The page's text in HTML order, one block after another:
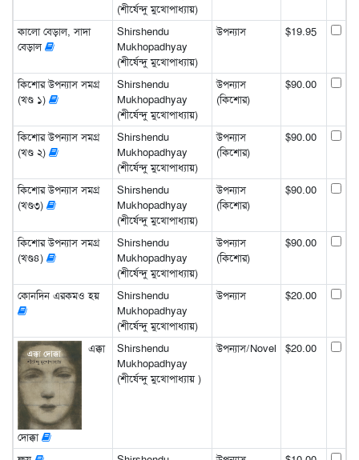
(শীর্ষেন্দু মুখোপাধ্যায়)
কালো বেড়াল, সাদা
বেড়াল
Shirshendu
Mukhopadhyay
(শীর্ষেন্দু মুখোপাধ্যায়)
উপন্যাস $19.95
কিশোর উপন্যাস সমগ্র
(খণ্ড ১)
Shirshendu
Mukhopadhyay
(শীর্ষেন্দু মুখোপাধ্যায়)
উপন্যাস
(কিশোর)
$90.00
কিশোর উপন্যাস সমগ্র
(খণ্ড ২)
Shirshendu
Mukhopadhyay
(শীর্ষেন্দু মুখোপাধ্যায়)
উপন্যাস
(কিশোর)
$90.00
কিশোর উপন্যাস সমগ্র
(খণ্ড৩)
Shirshendu
Mukhopadhyay
(শীর্ষেন্দু মুখোপাধ্যায়)
উপন্যাস
(কিশোর)
$90.00
কিশোর উপন্যাস সমগ্র
(খণ্ড৪)
Shirshendu
Mukhopadhyay
(শীর্ষেন্দু মুখোপাধ্যায়)
উপন্যাস
(কিশোর)
$90.00
কোনদিন এরকমও হয়
Shirshendu
Mukhopadhyay
(শীর্ষেন্দু মুখোপাধ্যায়)
উপন্যাস $20.00
এক্কা
দোক্কা
Shirshendu
Mukhopadhyay
(শীর্ষেন্দু মুখোপাধ্যায় )
উপন্যাস/Novel $20.00